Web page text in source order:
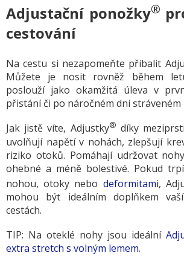
Adjustační ponožky®
cestování
Na cestu si nezapomeňte přibalit
Můžete je nosit rovněž během
poslouží jako okamžitá úleva v
přistání či po náročném dni stráveném
Jak jistě víte, Adjustky® díky
uvolňují napětí v nohách, zlepšují
riziko otoků. Pomáhají udržovat
ohebné a méně bolestivé. Pokud
nohou, otoky nebo deformitami,
mohou být ideálním doplňkem
cestách.
TIP: Na oteklé nohy jsou ideální
extra stretch s volným lemem.